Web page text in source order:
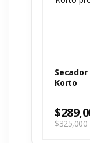
Korto
$325,000
$